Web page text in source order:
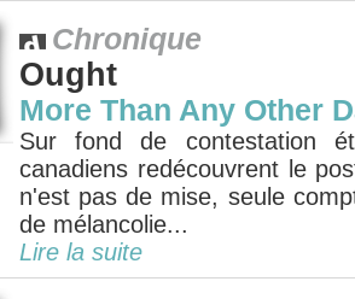
Chronique
Ought
More Than Any Other
Sur fond de contestation
canadiens redécouvrent le
n'est pas de mise, seule
de mélancolie...
Lire la suite